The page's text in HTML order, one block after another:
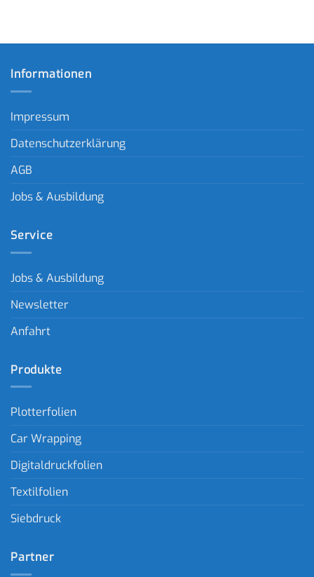
Informationen
Impressum
Datenschutzerklärung
AGB
Jobs & Ausbildung
Service
Jobs & Ausbildung
Newsletter
Anfahrt
Produkte
Plotterfolien
Car Wrapping
Digitaldruckfolien
Textilfolien
Siebdruck
Partner